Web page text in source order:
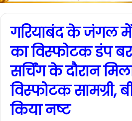
गरियाबंद के जंगल
का विस्फोटक डंप
सर्चिंग के दौरान
विस्फोटक सामग्री,
किया नष्ट